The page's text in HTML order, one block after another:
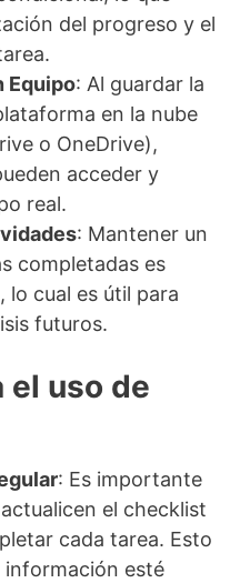
del progreso y el
Equipo: Al guardar la
en la nube
o OneDrive),
acceder y
real.
: Mantener un
completadas es
lo cual es útil para
futuros.
el uso de
: Es importante
el checklist
cada tarea. Esto
información esté